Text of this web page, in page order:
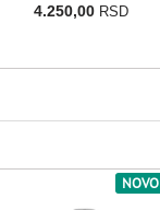
4.250,00 RSD
NOVO